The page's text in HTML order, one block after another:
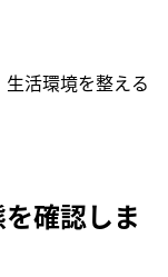
活環境を整える
確認しま